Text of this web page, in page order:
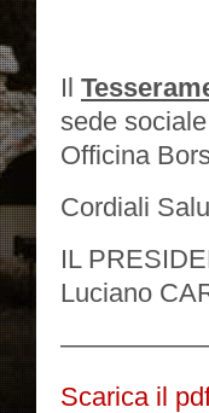
Il
sede
Officina
Cordiali
IL
Luciano
Scarica il